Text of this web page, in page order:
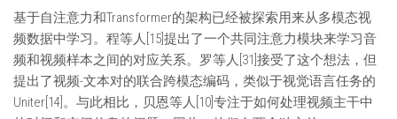
基于自注意力和Transformer的架构已经被探索用来从多模态视
频数据中学习。程等人[15]提出了一个共同注意力模块来学习音
频和视频样本之间的对应关系。罗等人[31]接受了这个想法，但
提出了视频-文本对的联合跨模态编码，类似于视觉语言任务的
Uniter[14]。与此相比，贝恩等人[10]专注于如何处理视频主干中